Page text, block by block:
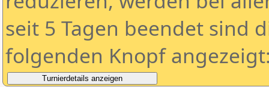
seit 5 Tagen beendet sind
folgenden Knopf